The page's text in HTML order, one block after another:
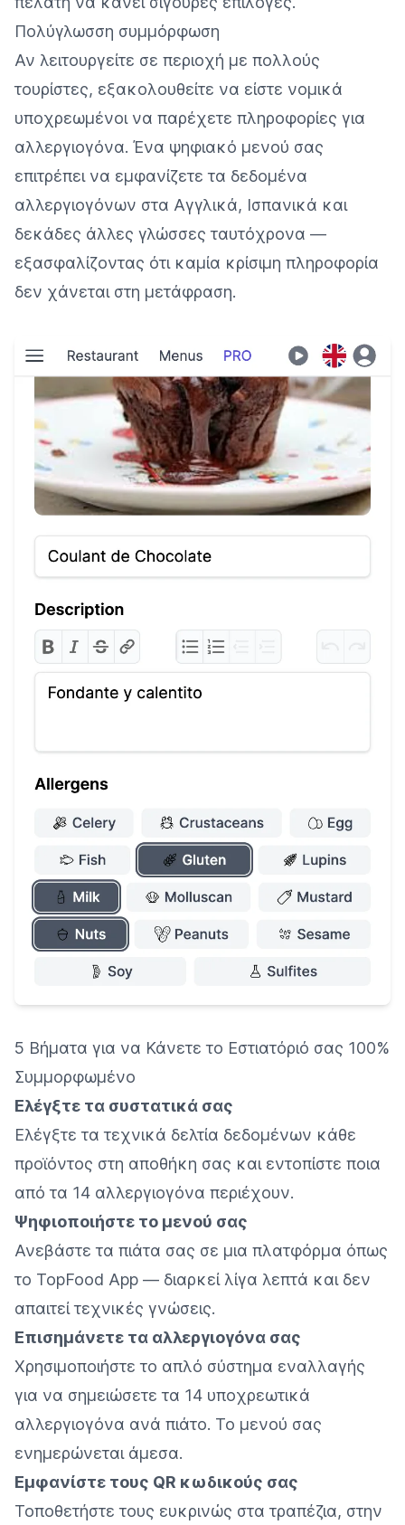
Πολύγλωσση συμμόρφωση
Αν λειτουργείτε σε περιοχή με πολλούς
τουρίστες, εξακολουθείτε να είστε νομικά
υποχρεωμένοι να παρέχετε πληροφορίες για
αλλεργιογόνα. Ένα ψηφιακό μενού σας
επιτρέπει να εμφανίζετε τα δεδομένα
αλλεργιογόνων στα Αγγλικά, Ισπανικά και
δεκάδες άλλες γλώσσες ταυτόχρονα —
εξασφαλίζοντας ότι καμία κρίσιμη πληροφορία
δεν χάνεται στη μετάφραση.
5 Βήματα για να Κάνετε το Εστιατόριό σας 100%
Συμμορφωμένο
Ελέγξτε τα συστατικά σας
Ελέγξτε τα τεχνικά δελτία δεδομένων κάθε
προϊόντος στη αποθήκη σας και εντοπίστε ποια
από τα 14 αλλεργιογόνα περιέχουν.
Ψηφιοποιήστε το μενού σας
Ανεβάστε τα πιάτα σας σε μια πλατφόρμα όπως
το TopFood App — διαρκεί λίγα λεπτά και δεν
απαιτεί τεχνικές γνώσεις.
Επισημάνετε τα αλλεργιογόνα σας
Χρησιμοποιήστε το απλό σύστημα εναλλαγής
για να σημειώσετε τα 14 υποχρεωτικά
αλλεργιογόνα ανά πιάτο. Το μενού σας
ενημερώνεται άμεσα.
Εμφανίστε τους QR κωδικούς σας
Τοποθετήστε τους ευκρινώς στα τραπέζια, στην